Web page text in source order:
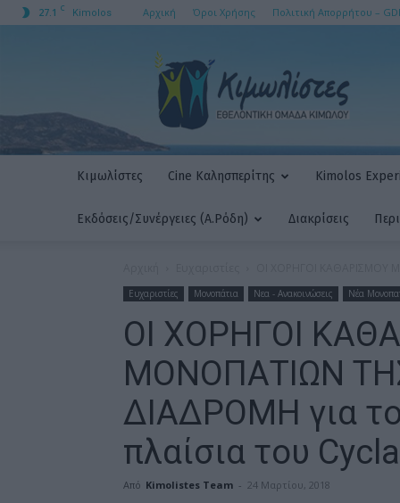
27.1 C Kimolos Αρχική Όροι Χρήσης Πολιτική Απορρήτου –
AMKE
Κιμωλίστες Cine Καλησπερίτης Kimolos
Εκδόσεις/Συνέργειες (Α.Ρόδη) Διακρίσεις
Ευχαριστίες Μονοπάτια Νεα - Ανακοινώσεις Νέα
ΟΙ ΧΟΡΗΓΟΙ
ΜΟΝΟΠΑΤΙΩΝ
ΔΙΑΔΡΟΜΗ για
πλαίσια του
Από Kimolistes Team - 24 Μαρτίου, 2018